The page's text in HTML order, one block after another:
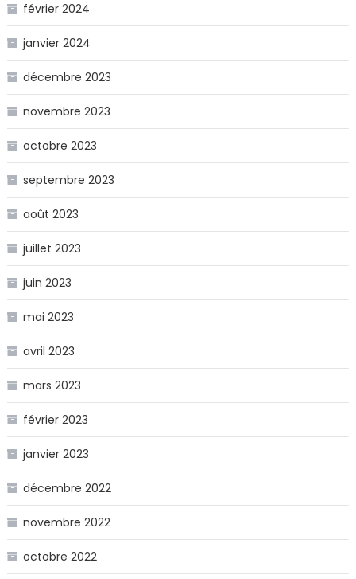
février 2024
janvier 2024
décembre 2023
novembre 2023
octobre 2023
septembre 2023
août 2023
juillet 2023
juin 2023
mai 2023
avril 2023
mars 2023
février 2023
janvier 2023
décembre 2022
novembre 2022
octobre 2022